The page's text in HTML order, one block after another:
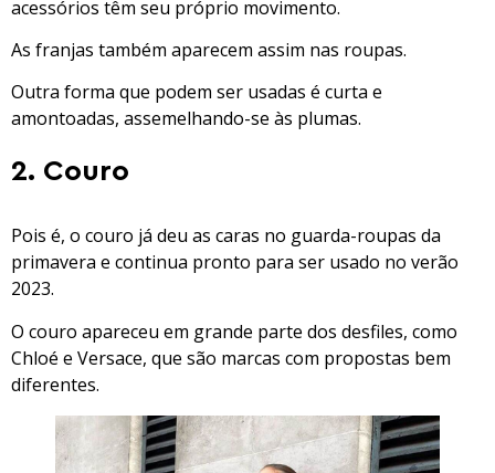
acessórios têm seu próprio movimento.
As franjas também aparecem assim nas roupas.
Outra forma que podem ser usadas é curta e
amontoadas, assemelhando-se às plumas.
2. Couro
Pois é, o couro já deu as caras no guarda-roupas da
primavera e continua pronto para ser usado no verão
2023.
O couro apareceu em grande parte dos desfiles, como
Chloé e Versace, que são marcas com propostas bem
diferentes.